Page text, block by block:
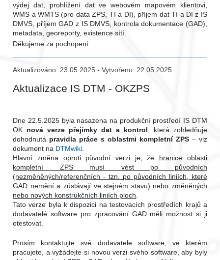
výdej dat, prohlížení dat ve webovém mapovém klientovi,
WMS a WMTS (pro data ZPS, TI a DI), příjem dat TI a DI z IS
DMVS, příjem GAD z IS DMVS, kontrola dokumentace (GAD),
metadata, georeporty, existence sítí.
Děkujeme za pochopení.
Aktualizováno: 23.05.2025 - Vytvořeno: 22.05.2025
Aktualizace IS DTM - OKZPS
Dne 22.5.2025 byla nasazena na produkční prostředí IS DTM
OK nová verze přejímky dat a kontrol , která zohledňuje
dohodnutá pravidla práce s oblastmi kompletní ZPS– viz
dokument na DTMwiki
Hlavní změna oproti původní verzi je, že hranice oblasti
kompletní ZPS musí vést po původních
(nezměněných/referenčních - tzn. po původních liniích, které
GAD nemění a zůstávají ve stejném stavu) nebo změněných
nebo nových konstrukčních liniích ploch
Tato verze byla k dispozici na testovacích prostředích krajů a
dodavatelé software pro zpracování GAD měli možnost si ji
otestovat.
Prosím kontaktujte své dodavatele software, ve kterém
pracujete, a vyžádejte si novou verzi svého software, aby byly